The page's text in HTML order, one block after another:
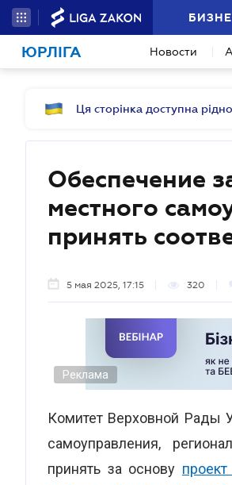
ЮРЛІГА Новости
Ця сторінка доступна
Обеспечение
местного
принять
5 мая 2025, 17:15 320
Реклама
Комитет Верховной Рады
самоуправления,
принять за основу